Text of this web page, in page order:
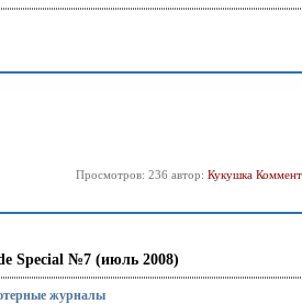
Просмотров: 236 автор: Кукушка
Special №7 (июль 2008)
журналы